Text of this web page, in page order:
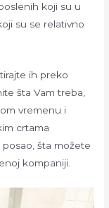
koji su u
su se relativno
ih preko
šta Vam treba,
vremenu i
crtama
šta možete
kompaniji.